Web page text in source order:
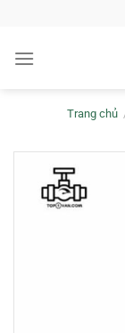
nội
Trang chủ